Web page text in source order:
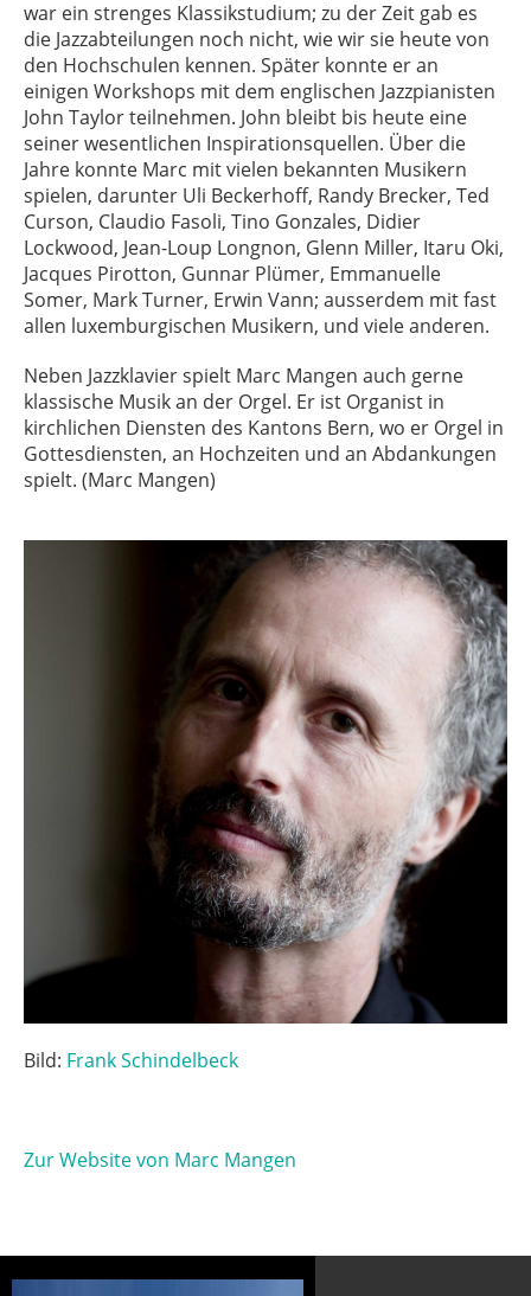
war ein strenges Klassikstudium; zu der Zeit gab es
die Jazzabteilungen noch nicht, wie wir sie heute von
den Hochschulen kennen. Später konnte er an
einigen Workshops mit dem englischen Jazzpianisten
John Taylor teilnehmen. John bleibt bis heute eine
seiner wesentlichen Inspirationsquellen. Über die
Jahre konnte Marc mit vielen bekannten Musikern
spielen, darunter Uli Beckerhoff, Randy Brecker, Ted
Curson, Claudio Fasoli, Tino Gonzales, Didier
Lockwood, Jean-Loup Longnon, Glenn Miller, Itaru Oki,
Jacques Pirotton, Gunnar Plümer, Emmanuelle
Somer, Mark Turner, Erwin Vann; ausserdem mit fast
allen luxemburgischen Musikern, und viele anderen.
Neben Jazzklavier spielt Marc Mangen auch gerne
klassische Musik an der Orgel. Er ist Organist in
kirchlichen Diensten des Kantons Bern, wo er Orgel in
Gottesdiensten, an Hochzeiten und an Abdankungen
spielt. (Marc Mangen)
Bild: Frank Schindelbeck
Zur Website von Marc Mangen